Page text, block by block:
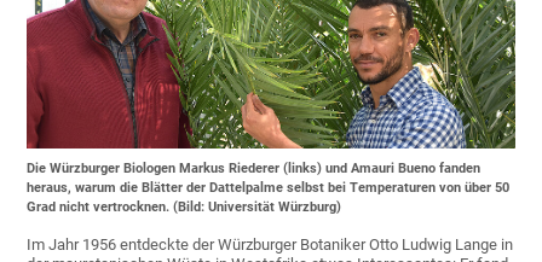
Die Würzburger Biologen Markus Riederer (links) und Amauri Bueno fanden
heraus, warum die Blätter der Dattelpalme selbst bei Temperaturen von über 50
Grad nicht vertrocknen. (Bild: Universität Würzburg)
Im Jahr 1956 entdeckte der Würzburger Botaniker Otto Ludwig Lange in